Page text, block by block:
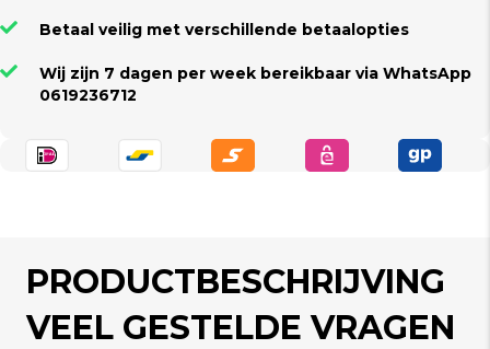
Betaal veilig met verschillende betaalopties
Wij zijn 7 dagen per week bereikbaar via WhatsApp
0619236712
PRODUCTBESCHRIJVING
VEEL GESTELDE VRAGEN